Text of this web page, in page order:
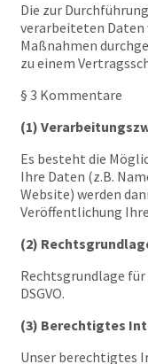
Die zur
verarbeiteten Daten
Maßnahmen
zu einem
§ 3 Kommentare
(1)
Es besteht die
Ihre Daten (z.B.
Website) werden
Veröffentlichung
(2)
Rechtsgrundlage für
DSGVO.
(3) Berechtigtes
Unser berechtigtes